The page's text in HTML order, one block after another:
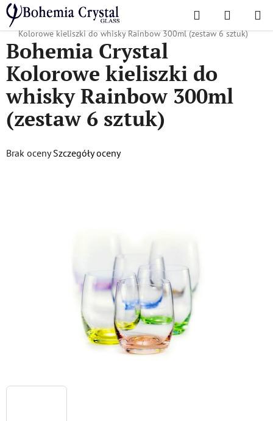
Przejść
do
treści
Szukaj KOSZYK
Home
/ Popularne kolekcje / Tęcza, Szalony, Wyspy
Bohemia Crystal
Kolorowe kieliszki do whisky Rainbow 300ml (zestaw 6 sztuk)
Bohemia Crystal
Kolorowe kieliszki do
whisky Rainbow 300ml
(zestaw 6 sztuk)
Średnia
Brak oceny Szczegóły oceny